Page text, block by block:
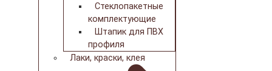
Стеклопакетные
комплектующие
Штапик для ПВХ
профиля
Лаки, краски, клея